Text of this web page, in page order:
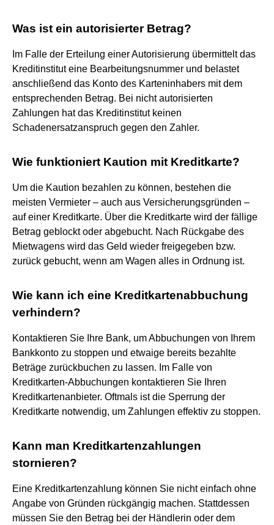
Was ist ein autorisierter Betrag?
Im Falle der Erteilung einer Autorisierung übermittelt das
Kreditinstitut eine Bearbeitungsnummer und belastet
anschließend das Konto des Karteninhabers mit dem
entsprechenden Betrag. Bei nicht autorisierten
Zahlungen hat das Kreditinstitut keinen
Schadenersatzanspruch gegen den Zahler.
Wie funktioniert Kaution mit Kreditkarte?
Um die Kaution bezahlen zu können, bestehen die
meisten Vermieter – auch aus Versicherungsgründen –
auf einer Kreditkarte. Über die Kreditkarte wird der fällige
Betrag geblockt oder abgebucht. Nach Rückgabe des
Mietwagens wird das Geld wieder freigegeben bzw.
zurück gebucht, wenn am Wagen alles in Ordnung ist.
Wie kann ich eine Kreditkartenabbuchung
verhindern?
Kontaktieren Sie Ihre Bank, um Abbuchungen von Ihrem
Bankkonto zu stoppen und etwaige bereits bezahlte
Beträge zurückbuchen zu lassen. Im Falle von
Kreditkarten-Abbuchungen kontaktieren Sie Ihren
Kreditkartenanbieter. Oftmals ist die Sperrung der
Kreditkarte notwendig, um Zahlungen effektiv zu stoppen.
Kann man Kreditkartenzahlungen
stornieren?
Eine Kreditkartenzahlung können Sie nicht einfach ohne
Angabe von Gründen rückgängig machen. Stattdessen
müssen Sie den Betrag bei der Händlerin oder dem